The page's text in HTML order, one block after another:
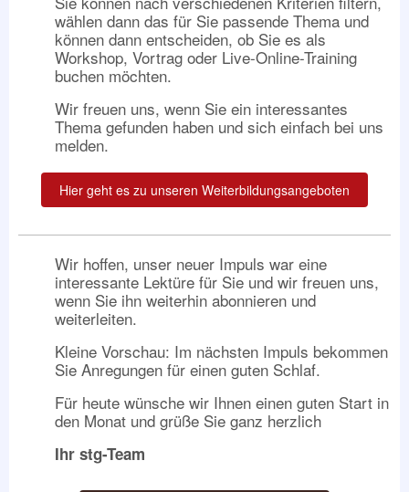
wählen dann das für Sie passende Thema und
können dann entscheiden, ob Sie es als
Workshop, Vortrag oder Live-Online-Training
buchen möchten.
Wir freuen uns, wenn Sie ein interessantes
Thema gefunden haben und sich einfach bei uns
melden.
Hier geht es zu unseren Weiterbildungsangeboten
Wir hoffen, unser neuer Impuls war eine
interessante Lektüre für Sie und wir freuen uns,
wenn Sie ihn weiterhin abonnieren und
weiterleiten.
Kleine Vorschau: Im nächsten Impuls bekommen
Sie Anregungen für einen guten Schlaf.
Für heute wünsche wir Ihnen einen guten Start in
den Monat und grüße Sie ganz herzlich
Ihr stg-Team